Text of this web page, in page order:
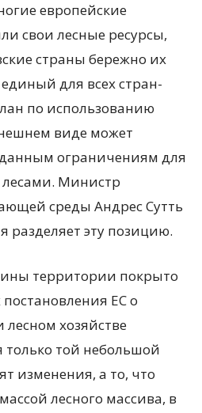
европейские
свои лесные ресурсы,
страны бережно их
для всех стран-
по использованию
виде может
ограничениям для
лесами. Министр
среды Андрес Сутть
разделяет эту позицию.
территории покрыто
ЕС о
хозяйстве
только той небольшой
изменения, а то, что
лесного массива, в